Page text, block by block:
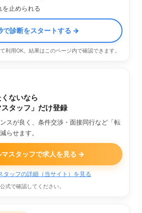
を止められる
で診断をスタートする →
利用OK。結果はこのページ内で確認できます。
ないなら
タッフ」だけ登録
スが良く、条件交渉・面接同行など「転
らせます。
マスタッフで求人を見る →
タッフの詳細（当サイト）を見る
式で確認してください。